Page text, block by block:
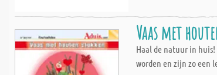
Vaas met
Haal de natuur in
worden en zijn zo een